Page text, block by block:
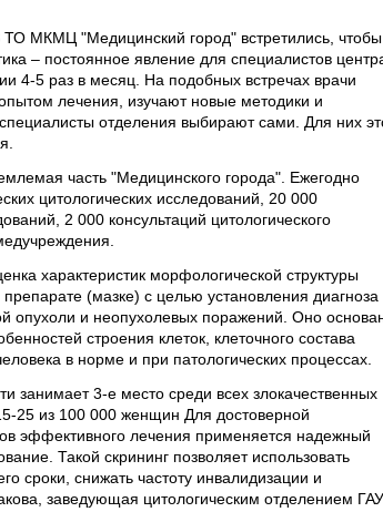
ТО МКМЦ "Медицинский город" встретились, чтобы
– постоянное явление для специалистов
4-5 раз в месяц. На подобных встречах врачи
лечения, изучают новые методики и
отделения выбирают сами. Для них
часть "Медицинского города". Ежегодно
цитологических исследований, 20 000
2 000 консультаций цитологического
характеристик морфологической структуры
(мазке) с целью установления диагноза
опухоли и неопухолевых поражений. Оно
строения клеток, клеточного состава
в норме и при патологических процессах.
занимает 3-е место среди всех злокачественных
25 из 100 000 женщин Для достоверной
эффективного лечения применяется надежный
Такой скрининг позволяет использовать
сроки, снижать частоту инвалидизации и
заведующая цитологическим отделением